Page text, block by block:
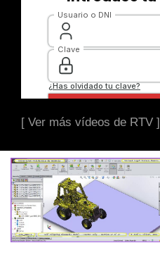
[ Ver más vídeos de RTV ]